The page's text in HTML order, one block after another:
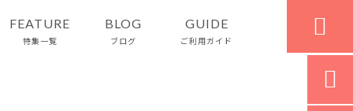
FEATURE
特集一覧
BLOG
ブログ
GUIDE
ご利用ガイド

